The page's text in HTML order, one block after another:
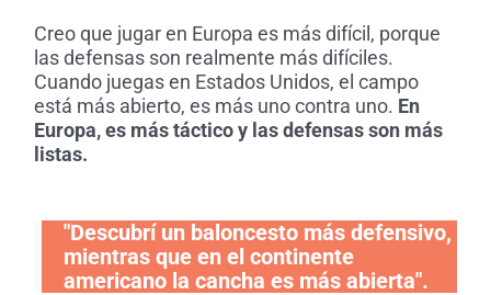
Creo que jugar en Europa es más difícil, porque
las defensas son realmente más difíciles.
Cuando juegas en Estados Unidos, el campo
está más abierto, es más uno contra uno. En
Europa, es más táctico y las defensas son más
listas.
"Descubrí un baloncesto más defensivo,
mientras que en el continente
americano la cancha es más abierta".